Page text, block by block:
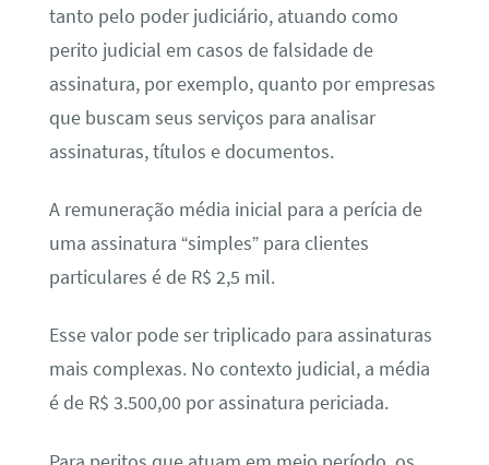
tanto pelo poder judiciário, atuando como
perito judicial em casos de falsidade de
assinatura, por exemplo, quanto por empresas
que buscam seus serviços para analisar
assinaturas, títulos e documentos.
A remuneração média inicial para a perícia de
uma assinatura “simples” para clientes
particulares é de R$ 2,5 mil.
Esse valor pode ser triplicado para assinaturas
mais complexas. No contexto judicial, a média
é de R$ 3.500,00 por assinatura periciada.